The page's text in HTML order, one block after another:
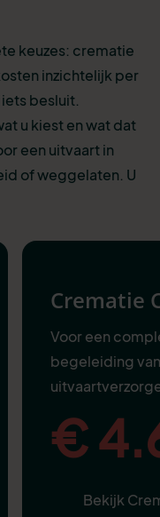
keuzes: crematie
inzichtelijk per
besluit.
u kiest en wat dat
een uitvaart in
of weggelaten. U
Crematie
Voor een
begeleiding
€
Bekijk